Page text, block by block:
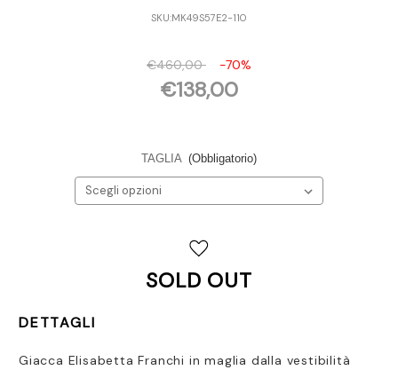
SKU:MK49S57E2-110
€460,00 -70%
€138,00
TAGLIA (Obbligatorio)
SOLD OUT
DETTAGLI
Giacca Elisabetta Franchi in maglia dalla vestibilità